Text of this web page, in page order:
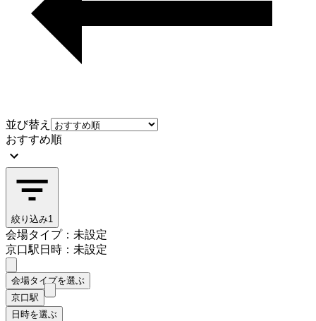
並び替え
おすすめ順
絞り込み1
会場タイプ：未設定
京口駅日時：未設定
会場タイプを選ぶ
京口駅
日時を選ぶ